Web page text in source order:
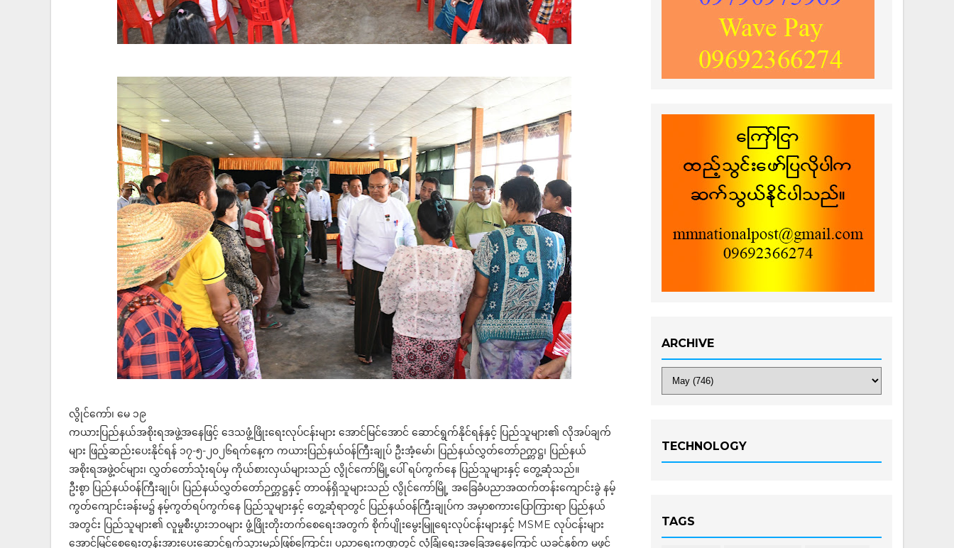
လွိုင်ကော်၊ မေ ၁၉
ကယားပြည်နယ်အစိုးရအဖွဲ့အနေဖြင့် ဒေသဖွံ့ဖြိုးရေးလုပ်ငန်းများ အောင်မြင်အောင် ဆောင်ရွက်နိုင်ရန်နှင့် ပြည်သူများ၏ လိုအပ်ချက်
များ ဖြည့်ဆည်းပေးနိုင်ရန် ၁၇-၅-၂၀၂၆ရက်နေ့က ကယားပြည်နယ်ဝန်ကြီးချုပ် ဦးအံ့မော်၊ ပြည်နယ်လွှတ်တော်ဉက္ကဋ္ဌ၊ ပြည်နယ်
အစိုးရအဖွဲ့ဝင်များ၊ လွှတ်တော်သုံးရပ်မှ ကိုယ်စားလှယ်များသည် လွိုင်ကော်မြို့ပေါ် ရပ်ကွက်နေ ပြည်သူများနှင့် တွေ့ဆုံသည်။
ဦးစွာ ပြည်နယ်ဝန်ကြီးချုပ်၊ ပြည်နယ်လွှတ်တော်ဉက္ကဋ္ဌနှင့် တာဝန်ရှိသူများသည် လွိုင်ကော်မြို့ အခြေခံပညာအထက်တန်းကျောင်းခွဲ နမ့်
ကွတ်ကျောင်းခန်းမ၌ နမ့်ကွတ်ရပ်ကွက်နေ ပြည်သူများနှင့် တွေ့ဆုံရာတွင် ပြည်နယ်ဝန်ကြီးချုပ်က အမှာစကားပြောကြားရာ ပြည်နယ်
အတွင်း ပြည်သူများ၏ လူမှုစီးပွားဘဝများ ဖွံ့ဖြိုးတိုးတက်စေရေးအတွက် စိုက်ပျိုးမွေးမြူရေးလုပ်ငန်းများနှင့် MSME လုပ်ငန်းများ
အောင်မြင်စေရေးတွန်းအားပေးဆောင်ရွက်သွားမည်ဖြစ်ကြောင်း၊ ပညာရေးကဏ္ဍတွင် လုံခြုံရေးအခြေအနေကြောင့် ယခင်နှစ်က မဖွင့်
ARCHIVE
TECHNOLOGY
TAGS